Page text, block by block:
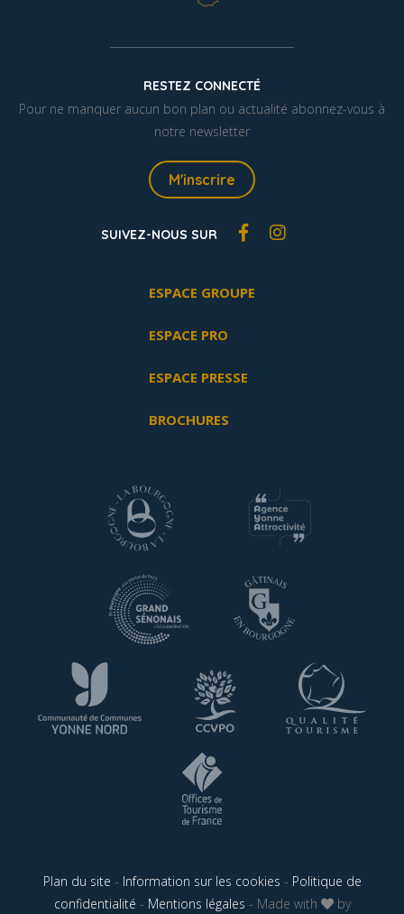
RESTEZ CONNECTÉ
Pour ne manquer aucun bon plan ou actualité abonnez-vous à
notre newsletter
M'inscrire
SUIVEZ-NOUS SUR
ESPACE GROUPE
ESPACE PRO
ESPACE PRESSE
BROCHURES
Plan du site - Information sur les cookies - Politique de
confidentialité - Mentions légales - Made with by